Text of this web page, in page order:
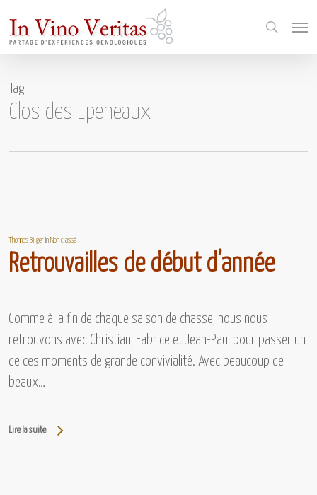
main
search
Tag
Clos des Epeneaux
Thomas Bilger InNon classé
Retrouvailles de début d’année
Comme à la fin de chaque saison de chasse, nous nous
retrouvons avec Christian, Fabrice et Jean-Paul pour passer un
de ces moments de grande convivialité. Avec beaucoup de
beaux…
Lire la suite